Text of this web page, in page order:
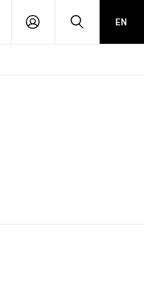
PŘIHLÁSIT HLEDATEN